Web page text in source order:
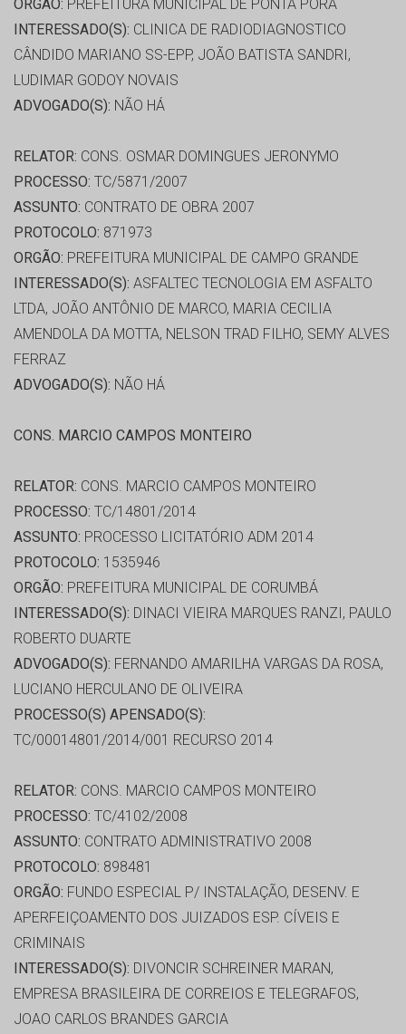
ORGÃO: PREFEITURA MUNICIPAL DE PONTA PORA
INTERESSADO(S): CLINICA DE RADIODIAGNOSTICO
CÂNDIDO MARIANO SS-EPP, JOÃO BATISTA SANDRI,
LUDIMAR GODOY NOVAIS
ADVOGADO(S): NÃO HÁ
RELATOR: CONS. OSMAR DOMINGUES JERONYMO
PROCESSO: TC/5871/2007
ASSUNTO: CONTRATO DE OBRA 2007
PROTOCOLO: 871973
ORGÃO: PREFEITURA MUNICIPAL DE CAMPO GRANDE
INTERESSADO(S): ASFALTEC TECNOLOGIA EM ASFALTO
LTDA, JOÃO ANTÔNIO DE MARCO, MARIA CECILIA
AMENDOLA DA MOTTA, NELSON TRAD FILHO, SEMY ALVES
FERRAZ
ADVOGADO(S): NÃO HÁ
CONS. MARCIO CAMPOS MONTEIRO
RELATOR: CONS. MARCIO CAMPOS MONTEIRO
PROCESSO: TC/14801/2014
ASSUNTO: PROCESSO LICITATÓRIO ADM 2014
PROTOCOLO: 1535946
ORGÃO: PREFEITURA MUNICIPAL DE CORUMBÁ
INTERESSADO(S): DINACI VIEIRA MARQUES RANZI, PAULO
ROBERTO DUARTE
ADVOGADO(S): FERNANDO AMARILHA VARGAS DA ROSA,
LUCIANO HERCULANO DE OLIVEIRA
PROCESSO(S) APENSADO(S):
TC/00014801/2014/001 RECURSO 2014
RELATOR: CONS. MARCIO CAMPOS MONTEIRO
PROCESSO: TC/4102/2008
ASSUNTO: CONTRATO ADMINISTRATIVO 2008
PROTOCOLO: 898481
ORGÃO: FUNDO ESPECIAL P/ INSTALAÇÃO, DESENV. E
APERFEIÇOAMENTO DOS JUIZADOS ESP. CÍVEIS E
CRIMINAIS
INTERESSADO(S): DIVONCIR SCHREINER MARAN,
EMPRESA BRASILEIRA DE CORREIOS E TELEGRAFOS,
JOAO CARLOS BRANDES GARCIA